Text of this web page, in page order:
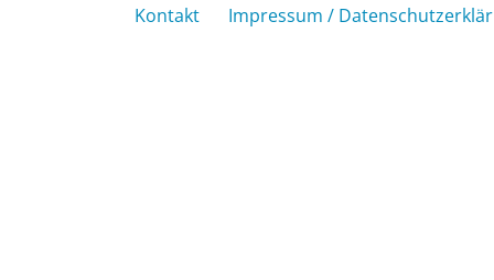
Kontakt Impressum /